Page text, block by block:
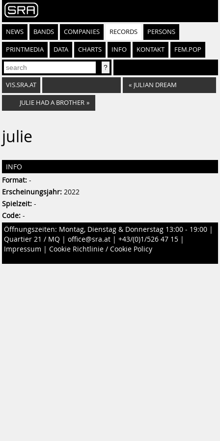
NEWS BANDS COMPANIES RECORDS PERSONS
PRINTMEDIA DATA CHARTS INFO KONTAKT FEM.POP
VIS.SRA.AT « JULIAN DREAM
JULIE HAD A BROTHER »
julie
INFO
Format: -
Erscheinungsjahr: 2022
Spielzeit: -
Code: -
Öffnungszeiten: Montag, Dienstag & Donnerstag 13:00 - 19:00 |
Quartier 21 / MQ | office@sra.at | +43/(0)1/526 47 15 |
Impressum | Cookie Richtlinie / Cookie Policy